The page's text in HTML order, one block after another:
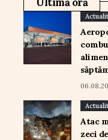
Atac
zeci